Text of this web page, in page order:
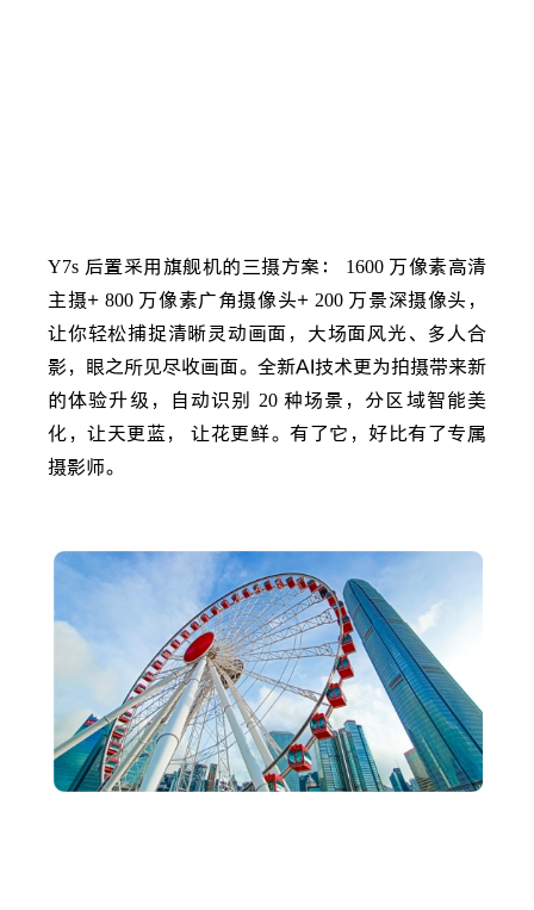
Y7s 后置采用旗舰机的三摄方案： 1600 万像素高清
主摄+ 800 万像素广角摄像头+ 200 万景深摄像头，
让你轻松捕捉清晰灵动画面，大场面风光、多人合
影，眼之所见尽收画面。全新AI技术更为拍摄带来新
的体验升级，自动识别
20 种场景，分区域智能美
化，让天更蓝， 让花更鲜。有了它，好比有了专属
摄影师。